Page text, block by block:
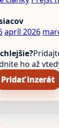
apríl 2026
ho až
Pridať inzerát